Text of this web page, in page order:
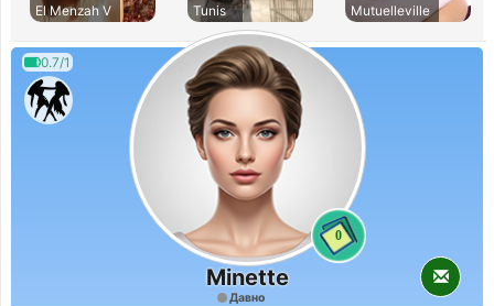
El Menzah V
Tunis
Mutuelleville
0.7/1
0
Minette
Давно